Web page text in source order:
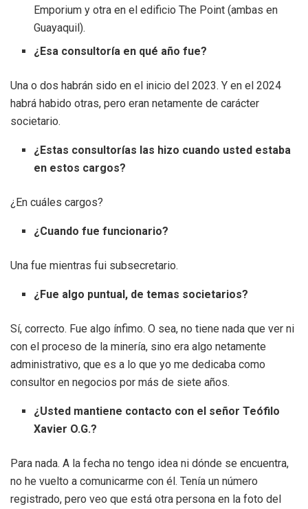
Emporium y otra en el edificio The Point (ambas en
Guayaquil).
¿Esa consultoría en qué año fue?
Una o dos habrán sido en el inicio del 2023. Y en el 2024
habrá habido otras, pero eran netamente de carácter
societario.
¿Estas consultorías las hizo cuando usted estaba
en estos cargos?
¿En cuáles cargos?
¿Cuando fue funcionario?
Una fue mientras fui subsecretario.
¿Fue algo puntual, de temas societarios?
Sí, correcto. Fue algo ínfimo. O sea, no tiene nada que ver ni
con el proceso de la minería, sino era algo netamente
administrativo, que es a lo que yo me dedicaba como
consultor en negocios por más de siete años.
¿Usted mantiene contacto con el señor Teófilo
Xavier O.G.?
Para nada. A la fecha no tengo idea ni dónde se encuentra,
no he vuelto a comunicarme con él. Tenía un número
registrado, pero veo que está otra persona en la foto del